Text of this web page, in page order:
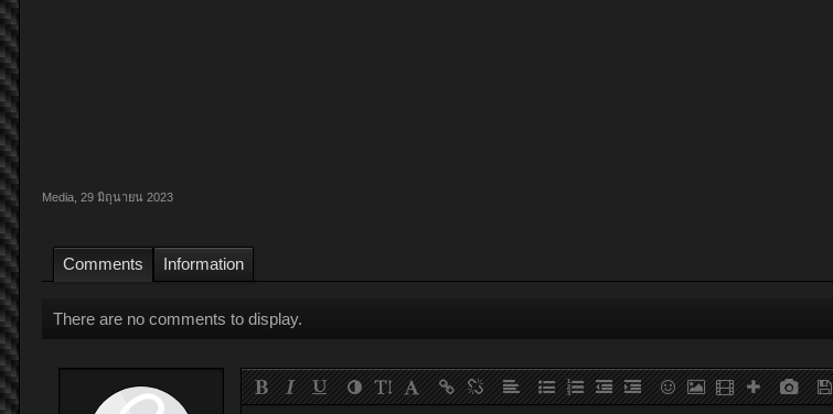
Media 29 มิถุนายน 2023
Comments Information
There are no comments to display.